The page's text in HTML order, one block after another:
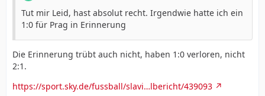
Tut mir Leid, hast absolut recht. Irgendwie hatte ich ein
1:0 für Prag in Erinnerung
Die Erinnerung trübt auch nicht, haben 1:0 verloren, nicht
2:1.
https://sport.sky.de/fussball/slavi…lbericht/439093